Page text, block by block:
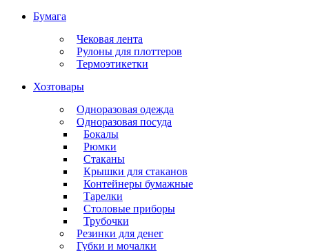
Бумага
Чековая лента
Рулоны для плоттеров
Термоэтикетки
Хозтовары
Одноразовая одежда
Одноразовая посуда
Бокалы
Рюмки
Стаканы
Крышки для стаканов
Контейнеры бумажные
Тарелки
Столовые приборы
Трубочки
Резинки для денег
Губки и мочалки